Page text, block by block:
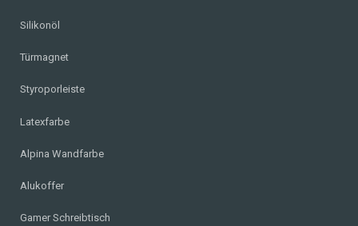
Silikonöl
Türmagnet
Styroporleiste
Latexfarbe
Alpina Wandfarbe
Alukoffer
Gamer Schreibtisch